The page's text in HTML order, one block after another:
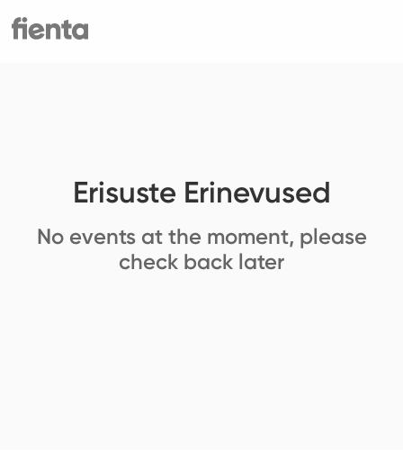
Erisuste Erinevused
No events at the moment, please
check back later